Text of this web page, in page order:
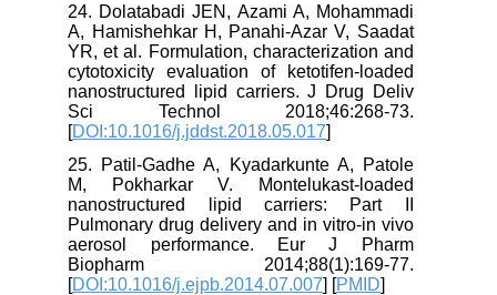
24. Dolatabadi JEN, Azami A, Mohammadi
A, Hamishehkar H, Panahi-Azar V, Saadat
YR, et al. Formulation, characterization and
cytotoxicity evaluation of ketotifen-loaded
nanostructured lipid carriers. J Drug Deliv
Sci Technol 2018;46:268-73.
[DOI:10.1016/j.jddst.2018.05.017
25. Patil-Gadhe A, Kyadarkunte A, Patole
M, Pokharkar V. Montelukast-loaded
nanostructured lipid carriers: Part II
Pulmonary drug delivery and in vitro-in vivo
aerosol performance. Eur J Pharm
Biopharm 2014;88(1):169-77.
[DOI:10.1016/j.ejpb.2014.07.007] [PMID